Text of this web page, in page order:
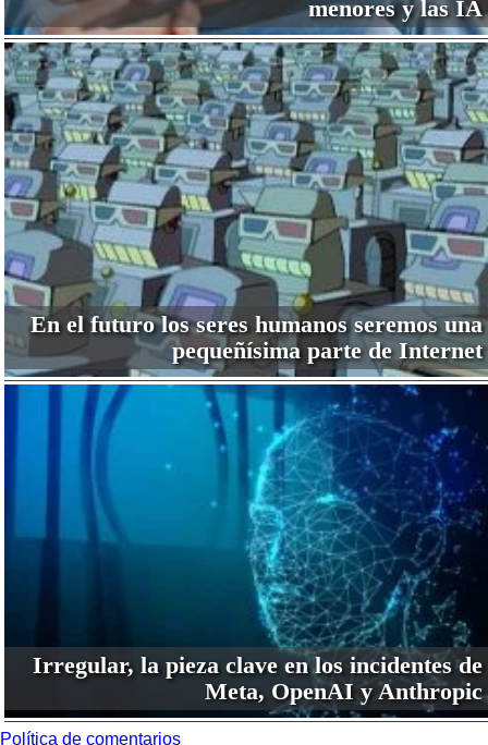
menores y las IA
En el futuro los seres humanos seremos una
pequeñísima parte de Internet
Irregular, la pieza clave en los incidentes de
Meta, OpenAI y Anthropic
Política de comentarios